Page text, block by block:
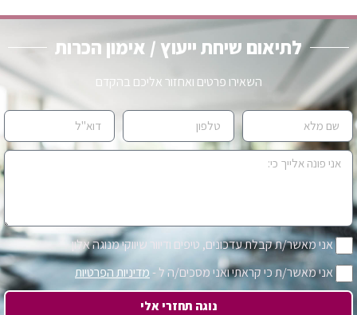
לתיאום שיחת ייעוץ / אימון הכרות
השאירו פרטים ואחזור אליכם בהקדם
אני מאשר/ת קבלת עדכונים, טיפים ודיוור שיווקי מנוגה אלון
אני מאשר/ת כי קראתי ואני מסכים/ה ל -מדיניות הפרטיות
נוגה תחזרי אלי